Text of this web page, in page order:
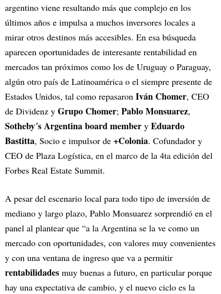
argentino viene resultando más que complejo en los
últimos años e impulsa a muchos inversores locales a
mirar otros destinos más accesibles. En esa búsqueda
aparecen oportunidades de interesante rentabilidad en
mercados tan próximos como los de Uruguay o Paraguay,
algún otro país de Latinoamérica o el siempre presente de
Estados Unidos, tal como repasaron Iván Chomer, CEO
de Dividenz y Grupo Chomer; Pablo Monsuarez,
Sotheby´s Argentina board member y Eduardo
Bastitta, Socio e impulsor de +Colonia. Cofundador y
CEO de Plaza Logística, en el marco de la 4ta edición del
Forbes Real Estate Summit.
A pesar del escenario local para todo tipo de inversión de
mediano y largo plazo, Pablo Monsuarez sorprendió en el
panel al plantear que “a la Argentina se la ve como un
mercado con oportunidades, con valores muy convenientes
y con una ventana de ingreso que va a permitir
rentabilidades muy buenas a futuro, en particular porque
hay una expectativa de cambio, y el nuevo ciclo es la